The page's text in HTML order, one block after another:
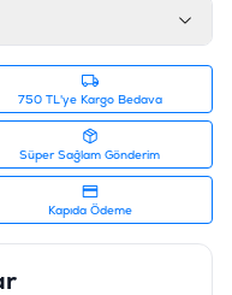
%55
%40
%5
%15.25
750 TL'ye Kargo Bedava
Süper Sağlam Gönderim
Kapıda Ödeme